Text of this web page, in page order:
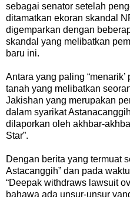
sebagai senator setelah
ditamatkan ekoran skandal
digemparkan dengan
skandal yang melibatkan
baru ini.
Antara yang paling
tanah yang melibatkan
Jakishan yang merupakan
dalam syarikat
dilaporkan oleh akhbar-
Star”.
Dengan berita yang termuat
Astacanggih” dan pada
“Deepak withdraws lawsuit
bahawa ada unsur-unsur